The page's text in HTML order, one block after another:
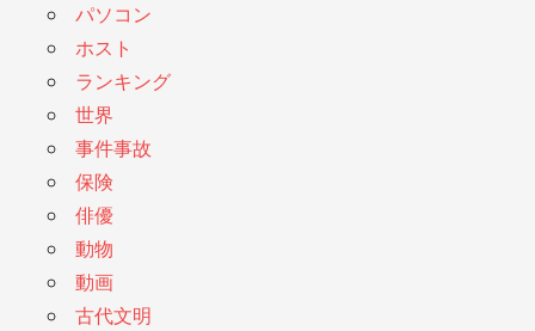
パソコン
ホスト
ランキング
世界
事件事故
保険
俳優
動物
動画
古代文明